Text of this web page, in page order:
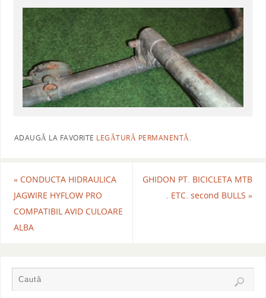
ADAUGĂ LA FAVORITE LEGĂTURĂ PERMANENTĂ.
«CONDUCTA HIDRAULICA
JAGWIRE HYFLOW PRO
COMPATIBIL AVID CULOARE
ALBA
GHIDON PT. BICICLETA MTB
. ETC. second BULLS»